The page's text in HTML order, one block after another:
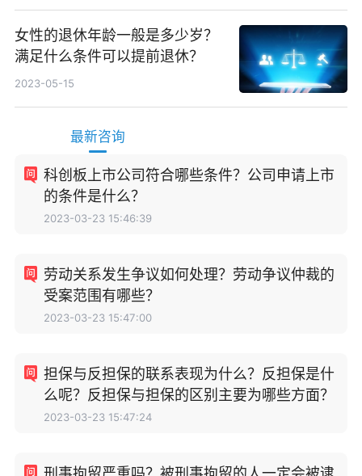
女性的退休年龄一般是多少岁？
满足什么条件可以提前退休？
2023-05-15
最新咨询
科创板上市公司符合哪些条件？公司申请上市
的条件是什么？
2023-03-23 15:46:39
劳动关系发生争议如何处理？劳动争议仲裁的
受案范围有哪些？
2023-03-23 15:47:00
担保与反担保的联系表现为什么？反担保是什
么呢？反担保与担保的区别主要为哪些方面？
2023-03-23 15:47:24